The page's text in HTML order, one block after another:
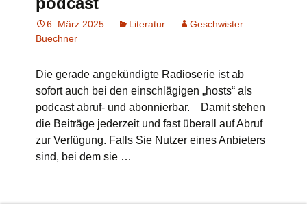
6. März 2025 Literatur
Geschwister
Buechner
Die gerade angekündigte Radioserie ist ab
sofort auch bei den einschlägigen „hosts“ als
podcast abruf- und abonnierbar. Damit stehen
die Beiträge jederzeit und fast überall auf Abruf
zur Verfügung. Falls Sie Nutzer eines Anbieters
sind, bei dem sie …